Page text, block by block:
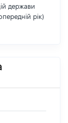
держави
рік)